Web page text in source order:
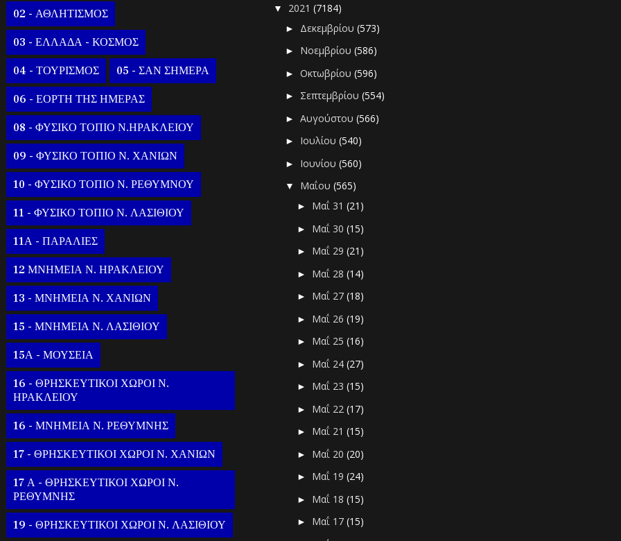
02 - ΑΘΛΗΤΙΣΜΟΣ
03 - ΕΛΛΑΔΑ - ΚΟΣΜΟΣ
04 - ΤΟΥΡΙΣΜΟΣ 05 - ΣΑΝ ΣΗΜΕΡΑ
06 - ΕΟΡΤΗ ΤΗΣ ΗΜΕΡΑΣ
08 - ΦΥΣΙΚΟ ΤΟΠΙΟ Ν.ΗΡΑΚΛΕΙΟΥ
09 - ΦΥΣΙΚΟ ΤΟΠΙΟ Ν. ΧΑΝΙΩΝ
10 - ΦΥΣΙΚΟ ΤΟΠΙΟ Ν. ΡΕΘΥΜΝΟΥ
11 - ΦΥΣΙΚΟ ΤΟΠΙΟ Ν. ΛΑΣΙΘΙΟΥ
11Α - ΠΑΡΑΛΙΕΣ
12 ΜΝΗΜΕΙΑ Ν. ΗΡΑΚΛΕΙΟΥ
13 - ΜΝΗΜΕΙΑ Ν. ΧΑΝΙΩΝ
15 - ΜΝΗΜΕΙΑ Ν. ΛΑΣΙΘΙΟΥ
15Α - ΜΟΥΣΕΙΑ
16 - ΘΡΗΣΚΕΥΤΙΚΟΙ ΧΩΡΟΙ Ν.
ΗΡΑΚΛΕΙΟΥ
16 - ΜΝΗΜΕΙΑ Ν. ΡΕΘΥΜΝΗΣ
17 - ΘΡΗΣΚΕΥΤΙΚΟΙ ΧΩΡΟΙ Ν. ΧΑΝΙΩΝ
17 Α - ΘΡΗΣΚΕΥΤΙΚΟΙ ΧΩΡΟΙ Ν.
ΡΕΘΥΜΝΗΣ
19 - ΘΡΗΣΚΕΥΤΙΚΟΙ ΧΩΡΟΙ Ν. ΛΑΣΙΘΙΟΥ
▼ 2021 (7184)
► Δεκεμβρίου (573)
► Νοεμβρίου (586)
► Οκτωβρίου (596)
► Σεπτεμβρίου (554)
► Αυγούστου (566)
► Ιουλίου (540)
► Ιουνίου (560)
▼ Μαΐου (565)
► Μαΐ 31 (21)
► Μαΐ 30 (15)
► Μαΐ 29 (21)
► Μαΐ 28 (14)
► Μαΐ 27 (18)
► Μαΐ 26 (19)
► Μαΐ 25 (16)
► Μαΐ 24 (27)
► Μαΐ 23 (15)
► Μαΐ 22 (17)
► Μαΐ 21 (15)
► Μαΐ 20 (20)
► Μαΐ 19 (24)
► Μαΐ 18 (15)
► Μαΐ 17 (15)